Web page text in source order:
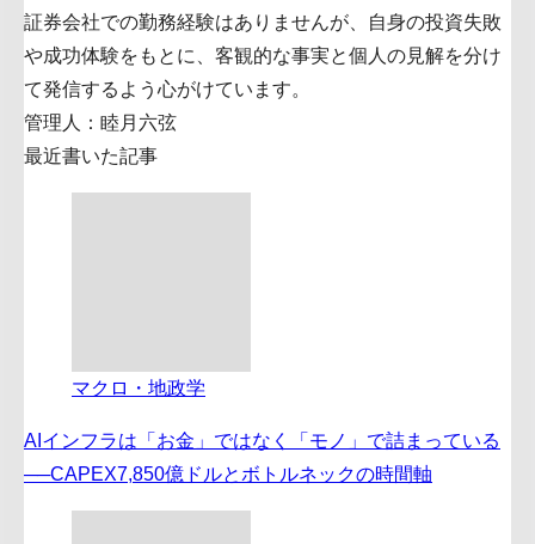
証券会社での勤務経験はありませんが、自身の投資失敗
や成功体験をもとに、客観的な事実と個人の見解を分け
て発信するよう心がけています。
管理人：睦月六弦
最近書いた記事
マクロ・地政学
AIインフラは「お金」ではなく「モノ」で詰まっている
──CAPEX7,850億ドルとボトルネックの時間軸